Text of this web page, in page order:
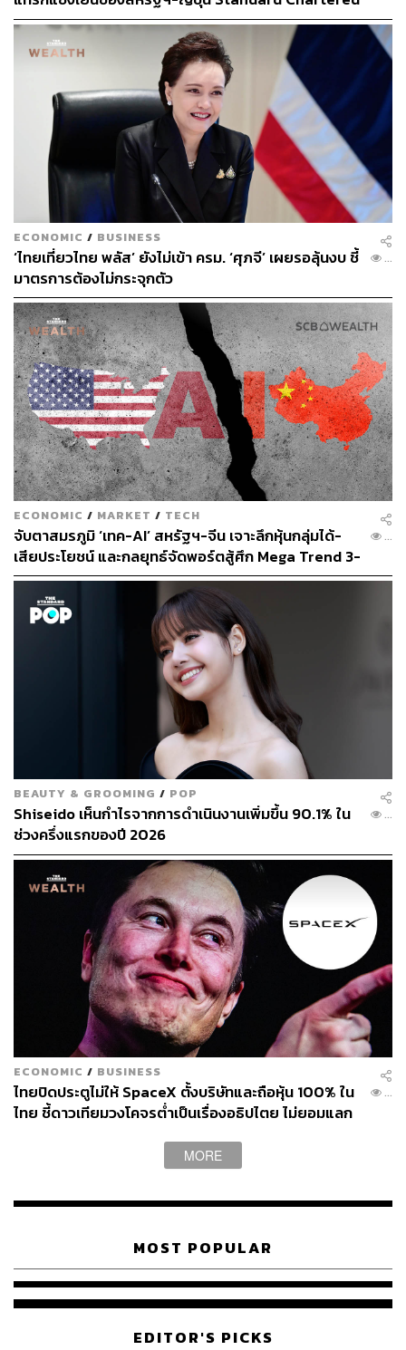
เปิดเป้าสิ้นปีนี้จ่อแข็งต่อแตะ 32.50 บาทต่อดอลลาร์
ECONOMIC / BUSINESS
‘ไทยเที่ยวไทย พลัส’ ยังไม่เข้า ครม. ‘ศุภจี’ เผยรอลุ้นงบ ชี้
มาตรการต้องไม่กระจุกตัว
...
ECONOMIC / MARKET / TECH
จับตาสมรภูมิ ‘เทค-AI’ สหรัฐฯ-จีน เจาะลึกหุ้นกลุ่มได้-
เสียประโยชน์ และกลยุทธ์จัดพอร์ตสู้ศึก Mega Trend 3-
5 ปีข้างหน้า
...
BEAUTY & GROOMING / POP
Shiseido เห็นกำไรจากการดำเนินงานเพิ่มขึ้น 90.1% ใน
ช่วงครึ่งแรกของปี 2026
...
ECONOMIC / BUSINESS
ไทยปิดประตูไม่ให้ SpaceX ตั้งบริษัทและถือหุ้น 100% ใน
ไทย ชี้ดาวเทียมวงโคจรต่ำเป็นเรื่องอธิปไตย ไม่ยอมแลก
...
MORE
MOST POPULAR
EDITOR'S PICKS